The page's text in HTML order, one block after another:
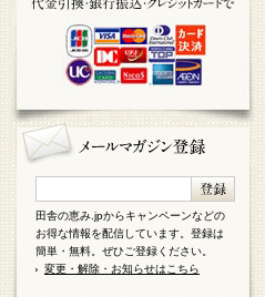
田舎の恵み.jpからキャンペーンなどの
お得な情報を配信しています。登録は
簡単・無料。ぜひご登録ください。
変更・解除・お知らせはこちら